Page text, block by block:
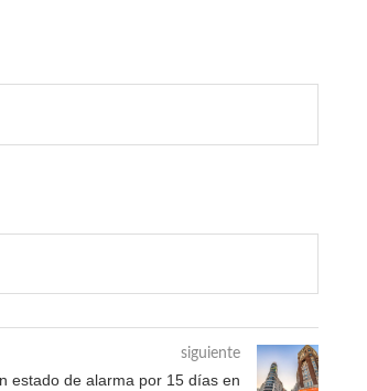
siguiente
estado de alarma por 15 días en